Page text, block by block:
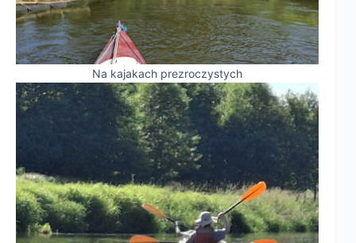
Na kajakach prezroczystych